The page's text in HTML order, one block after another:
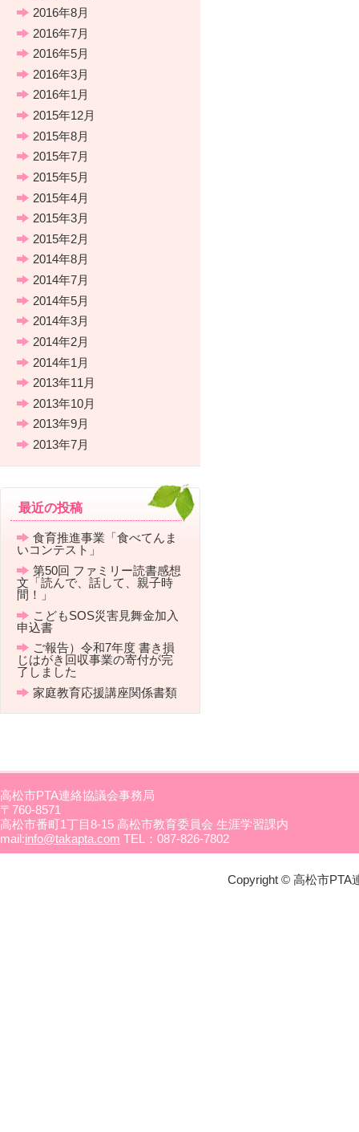
2016年8月
2016年7月
2016年5月
2016年3月
2016年1月
2015年12月
2015年8月
2015年7月
2015年5月
2015年4月
2015年3月
2015年2月
2014年8月
2014年7月
2014年5月
2014年3月
2014年2月
2014年1月
2013年11月
2013年10月
2013年9月
2013年7月
最近の投稿
食育推進事業「食べてんま
いコンテスト」
第50回 ファミリー読書感想
文「読んで、話して、親子時
間！」
こどもSOS災害見舞金加入
申込書
ご報告）令和7年度 書き損
じはがき回収事業の寄付が完
了しました
家庭教育応援講座関係書類
高松市PTA連絡協議会事務局
〒760-8571
高松市番町1丁目8-15 高松市教育委員会 生涯学習課内
mail:info@takapta.com TEL：087-826-7802
Copyright © 高松市PTA